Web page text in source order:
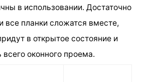
в использовании. Достаточно
все планки сложатся вместе,
в открытое состояние и
оконного проема.